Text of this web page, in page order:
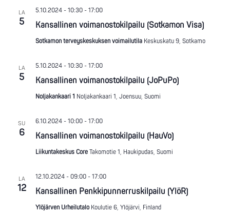
LA
5 Kansallinen voimanostokilpailu (Sotkamon Visa)
5.10.2024 - 10:30 - 17:00
Sotkamon terveyskeskuksen voimailutila Keskuskatu 9, Sotkamo
LA
5 Kansallinen voimanostokilpailu (JoPuPo)
5.10.2024 - 10:30 - 17:00
Noljakankaari 1 Noljakankaari 1, Joensuu, Suomi
SU
6 Kansallinen voimanostokilpailu (HauVo)
6.10.2024 - 10:00 - 17:00
Liikuntakeskus Core Takomotie 1, Haukipudas, Suomi
LA
12 Kansallinen Penkkipunnerruskilpailu (YlöR)
12.10.2024 - 09:00 - 17:00
Ylöjärven Urheilutalo Koulutie 6, Ylöjärvi, Finland